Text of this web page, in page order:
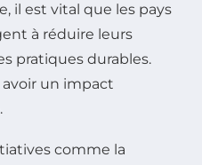
il est vital que les pays
à réduire leurs
pratiques durables.
un impact
comme la